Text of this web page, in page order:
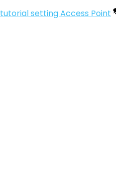
tutorial setting Access Point